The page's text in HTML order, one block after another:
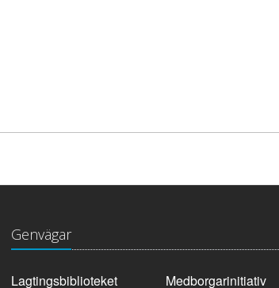
Genvägar
Lagtingsbiblioteket Medborgarinitiativ